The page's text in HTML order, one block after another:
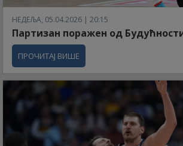
НЕДЕЉА, 05.04.2026 | 20:15
Партизан поражен од
ПРОЧИТАЈ ВИШЕ